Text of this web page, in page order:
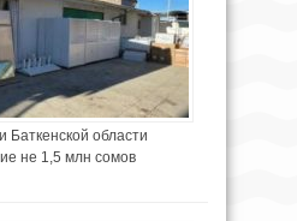
Баткенской области
не 1,5 млн сомов